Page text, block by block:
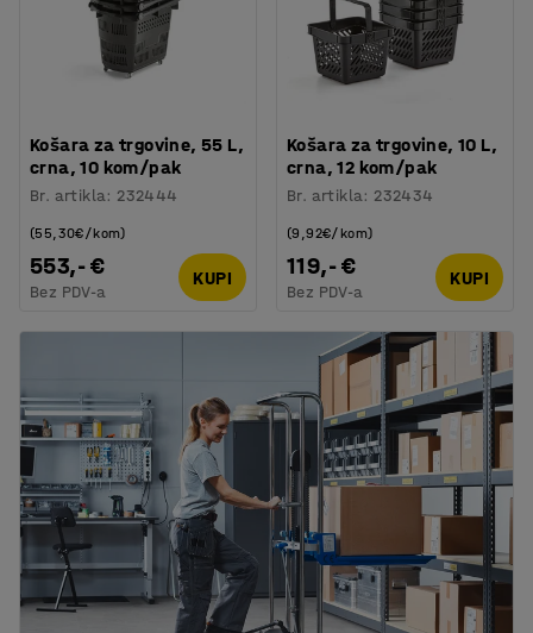
Košara za trgovine, 55 L,
crna, 10 kom/pak
Br. artikla: 232444
553,- €
(55,30€/kom)
Bez PDV-a
KUPI
Košara za trgovine, 10 L,
crna, 12 kom/pak
Br. artikla: 232434
119,- €
(9,92€/kom)
Bez PDV-a
KUPI